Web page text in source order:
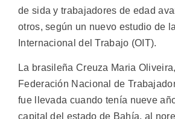
de sida y trabajadores de edad
otros, según un nuevo estudio de
Internacional del Trabajo (OIT).
La brasileña Creuza Maria
Federación Nacional de
fue llevada cuando tenía nueve
capital del estado de Bahía, al